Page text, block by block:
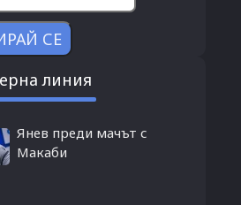
линия
Янев преди мачът с
Макаби